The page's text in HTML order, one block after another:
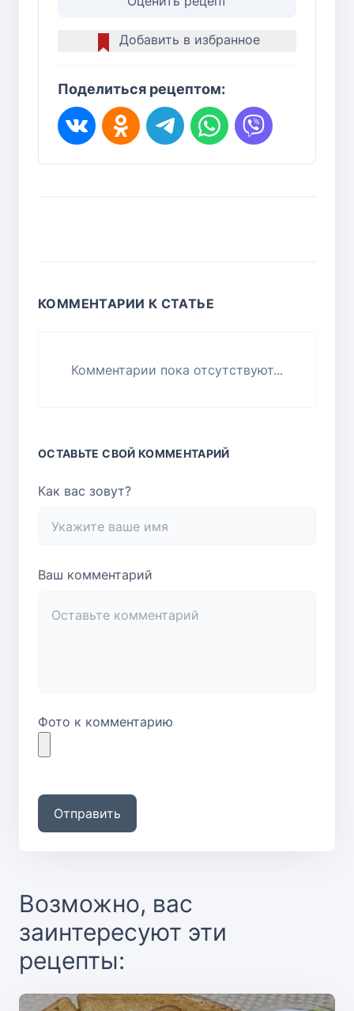
Добавить в избранное
Поделиться рецептом:
КОММЕНТАРИИ К СТАТЬЕ
Комментарии пока отсутствуют...
ОСТАВЬТЕ СВОЙ КОММЕНТАРИЙ
Как вас зовут?
Ваш комментарий
Фото к комментарию
Отправить
Возможно, вас
заинтересуют эти
рецепты: